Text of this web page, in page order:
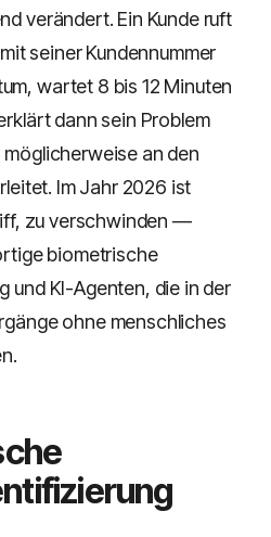
verändert. Ein Kunde ruft
seiner Kundennummer
wartet 8 bis 12 Minuten
dann sein Problem
an den
Im Jahr 2026 ist
zu verschwinden —
biometrische
und KI-Agenten, die in der
ohne menschliches